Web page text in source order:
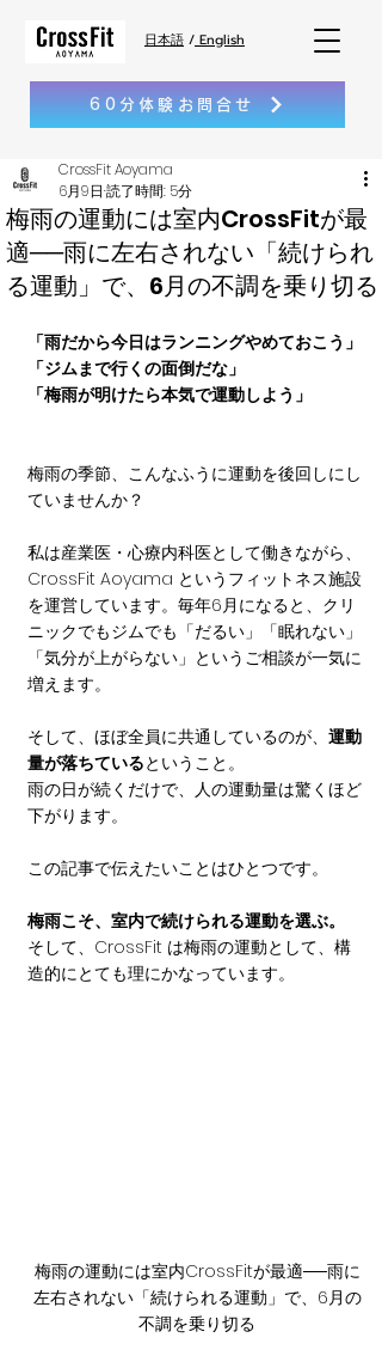
日本語 / English
60分体験お問合せ
梅雨の運動には室内CrossFitが最
適──雨に左右されない「続けられ
る運動」で、6月の不調を乗り切る
CrossFit Aoyama
6月9日 読了時間: 5分
「雨だから今日はランニングやめておこう」
「ジムまで行くの面倒だな」
「梅雨が明けたら本気で運動しよう」
梅雨の季節、こんなふうに運動を後回しにし
ていませんか？
私は産業医・心療内科医として働きながら、
CrossFit Aoyama というフィットネス施設
を運営しています。毎年6月になると、クリ
ニックでもジムでも「だるい」「眠れない」
「気分が上がらない」というご相談が一気に
増えます。
そして、ほぼ全員に共通しているのが、 運動
量が落ちているということ。
雨の日が続くだけで、人の運動量は驚くほど
下がります。
この記事で伝えたいことはひとつです。
梅雨こそ、室内で続けられる運動を選ぶ。
そして、CrossFit は梅雨の運動として、構
造的にとても理にかなっています。
梅雨の運動には室内CrossFitが最適──雨に
左右されない「続けられる運動」で、6月の
不調を乗り切る